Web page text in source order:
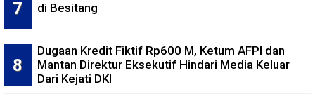
di Besitang
Dugaan Kredit Fiktif Rp600 M, Ketum AFPI dan
Mantan Direktur Eksekutif Hindari Media Keluar
Dari Kejati DKI